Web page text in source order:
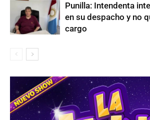
Punilla: Intendenta
en su despacho y no
cargo